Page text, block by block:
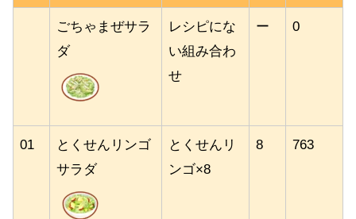
ごちゃまぜサラ
ダ
レシピにな
い組み合わ
せ
ー 0
01
とくせんリンゴ
サラダ
とくせんリ
ンゴ×8
8 763